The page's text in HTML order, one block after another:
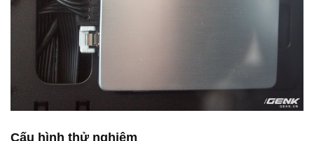
Cấu hình thử nghiệm